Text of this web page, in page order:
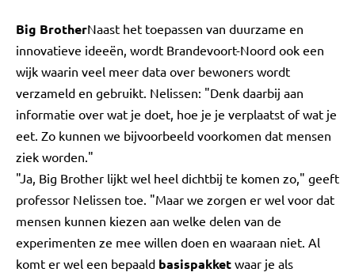
Big BrotherNaast het toepassen van duurzame en
innovatieve ideeën, wordt Brandevoort-Noord ook een
wijk waarin veel meer data over bewoners wordt
verzameld en gebruikt. Nelissen: "Denk daarbij aan
informatie over wat je doet, hoe je je verplaatst of wat je
eet. Zo kunnen we bijvoorbeeld voorkomen dat mensen
ziek worden."
"Ja, Big Brother lijkt wel heel dichtbij te komen zo," geeft
professor Nelissen toe. "Maar we zorgen er wel voor dat
mensen kunnen kiezen aan welke delen van de
experimenten ze mee willen doen en waaraan niet. Al
komt er wel een bepaald basispakket waar je als